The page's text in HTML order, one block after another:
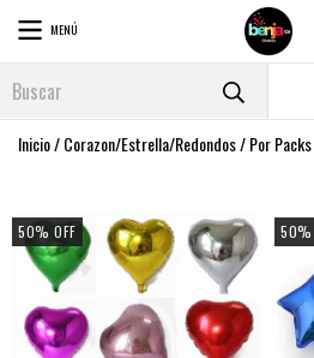
MENÚ
Inicio/Corazon/Estrella/Redondos/Por Packs
50% OFF 50%